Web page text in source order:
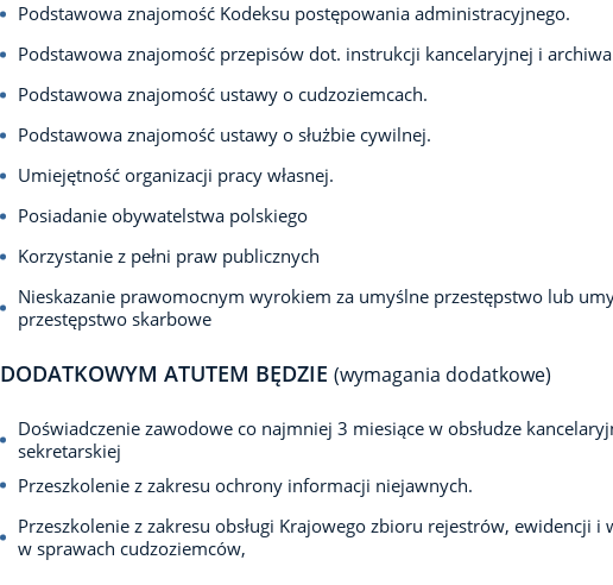
Podstawowa znajomość Kodeksu postępowania administracyjnego.
Podstawowa znajomość przepisów dot. instrukcji kancelaryjnej i
Podstawowa znajomość ustawy o cudzoziemcach.
Podstawowa znajomość ustawy o służbie cywilnej.
Umiejętność organizacji pracy własnej.
Posiadanie obywatelstwa polskiego
Korzystanie z pełni praw publicznych
Nieskazanie prawomocnym wyrokiem za umyślne przestępstwo lub
przestępstwo skarbowe
DODATKOWYM ATUTEM BĘDZIE (wymagania dodatkowe)
Doświadczenie zawodowe co najmniej 3 miesiące w obsłudze
sekretarskiej
Przeszkolenie z zakresu ochrony informacji niejawnych.
Przeszkolenie z zakresu obsługi Krajowego zbioru rejestrów, ewidencji i
w sprawach cudzoziemców,